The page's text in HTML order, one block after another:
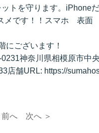
トを守ります。iPhone
メです！！スマホ 表面
にございます！
神奈川県相模原市中
店舗URL: https://
前へ 次へ ＞